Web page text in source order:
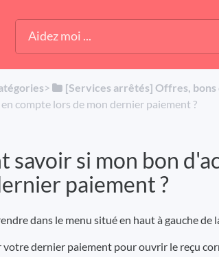
​>​ ​[Services arrêtés] Offres, bons
compte lors de mon dernier paiement ?
savoir si mon bon
paiement ?
dans le menu situé en haut à gauche
votre dernier paiement pour ouvrir le reçu